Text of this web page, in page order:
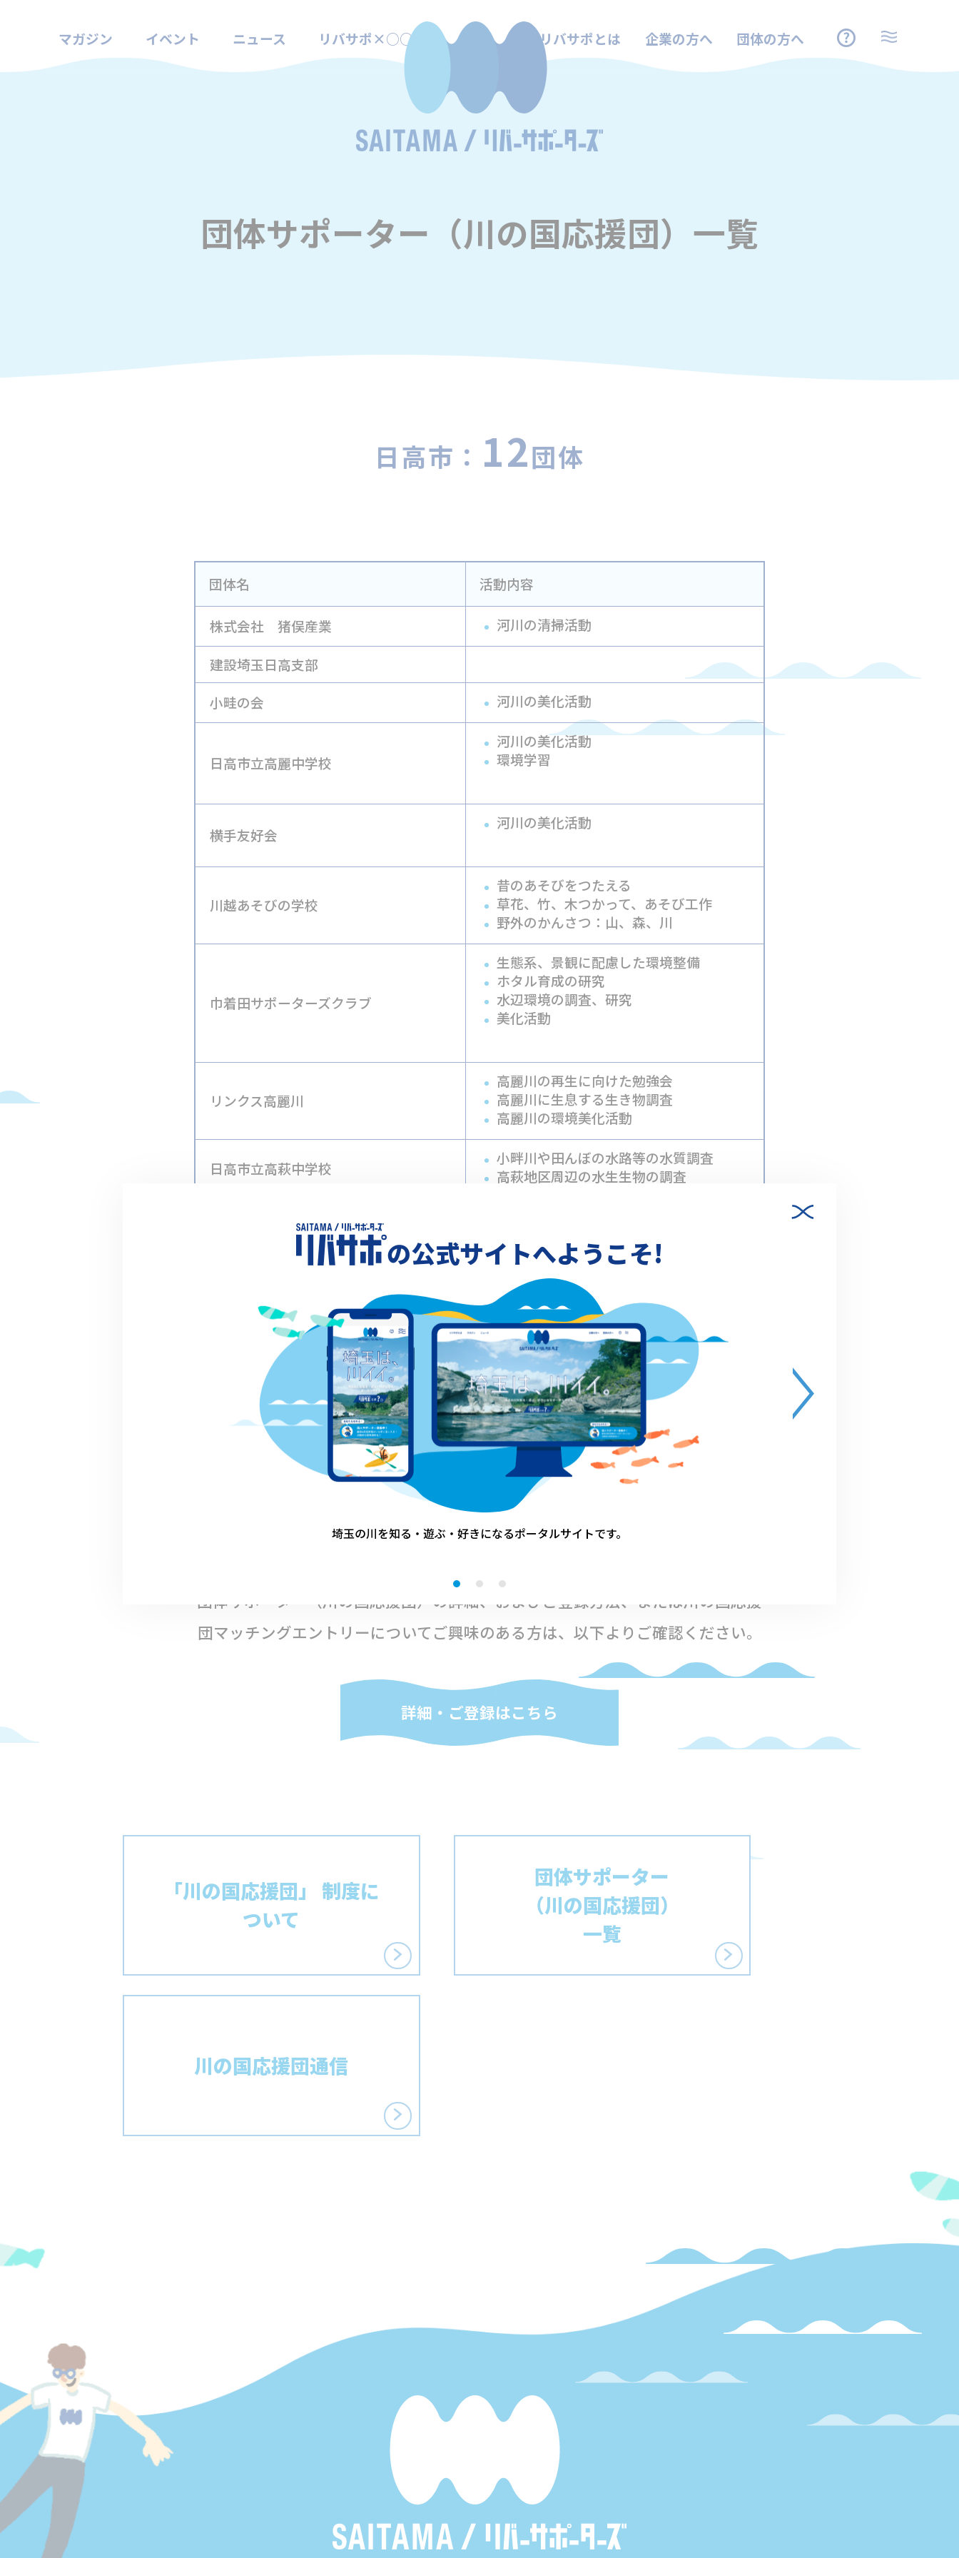
マガジン イベント ニュース リバサポ×○○ リバサポとは 企業の方へ 団体の方へ
団体サポーター（川の国応援団）一覧
日高市： 12団体
団体名 活動内容
株式会社 猪俣産業 河川の清掃活動
建設埼玉日高支部
小畦の会
河川の美化活動
日高市立高麗中学校
河川の美化活動
環境学習
横手友好会
河川の美化活動
川越あそびの学校
昔のあそびをつたえる
草花、竹、木つかって、あそび工作
野外のかんさつ：山、森、川
巾着田サポーターズクラブ
生態系、景観に配慮した環境整備
ホタル育成の研究
水辺環境の調査、研究
美化活動
リンクス高麗川
高麗川の再生に向けた勉強会
高麗川に生息する生き物調査
高麗川の環境美化活動
日高市立高萩中学校
小畔川や田んぼの水路等の水質調査
高萩地区周辺の水生生物の調査
公式サイト
スンガマ～最後の清流に学ぶ会
ごみ投棄防止と監視
自然観察と記録
自然を感じる楽しいイベント開催
トランジションタウン高麗
パーマカルチャーの実践
日高まちつくりカフェの開催
その他、環境保全活動や啓発活動
団体サポーター（川の国応援団）へのご登録を
検討中の方へ
団体サポーター（川の国応援団）の詳細、およびご登録方法、または川の国応援
団マッチングエントリーについてご興味のある方は、以下よりご確認ください。
詳細・ご登録はこちら
「川の国応援団」 制度に
ついて
団体サポーター
（川の国応援団）
一覧
川の国応援団通信
の公式サイトへようこそ!
埼玉の川を知る・遊ぶ・好きになるポータルサイトです。